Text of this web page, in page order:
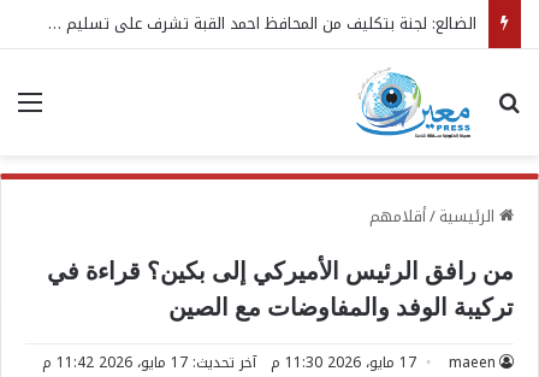
بحث عن
الرئيسية/أقلامهم
من رافق الرئيس الأميركي إلى بكين؟ قراءة في
تركيبة الوفد والمفاوضات مع الصين
maeen 17 مايو، 2026 11:30 م
آخر تحديث: 17 مايو، 2026 11:42 م